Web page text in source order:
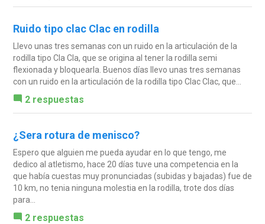
Ruido tipo clac Clac en rodilla
Llevo unas tres semanas con un ruido en la articulación de la
rodilla tipo Cla Cla, que se origina al tener la rodilla semi
flexionada y bloquearla. Buenos días llevo unas tres semanas
con un ruido en la articulación de la rodilla tipo Clac Clac, que...
2 respuestas
¿Sera rotura de menisco?
Espero que alguien me pueda ayudar en lo que tengo, me
dedico al atletismo, hace 20 días tuve una competencia en la
que había cuestas muy pronunciadas (subidas y bajadas) fue de
10 km, no tenia ninguna molestia en la rodilla, trote dos días
para...
2 respuestas